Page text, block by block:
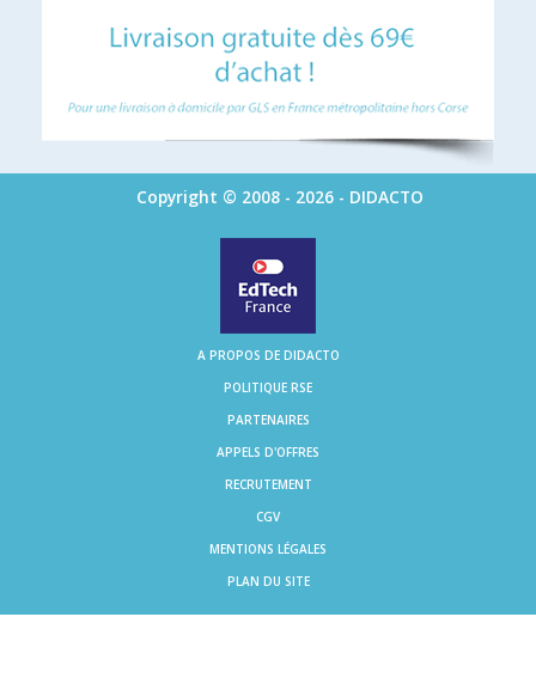
Copyright © 2008 - 2026 - DIDACTO
A PROPOS DE DIDACTO
POLITIQUE RSE
PARTENAIRES
APPELS D'OFFRES
RECRUTEMENT
CGV
MENTIONS LÉGALES
PLAN DU SITE